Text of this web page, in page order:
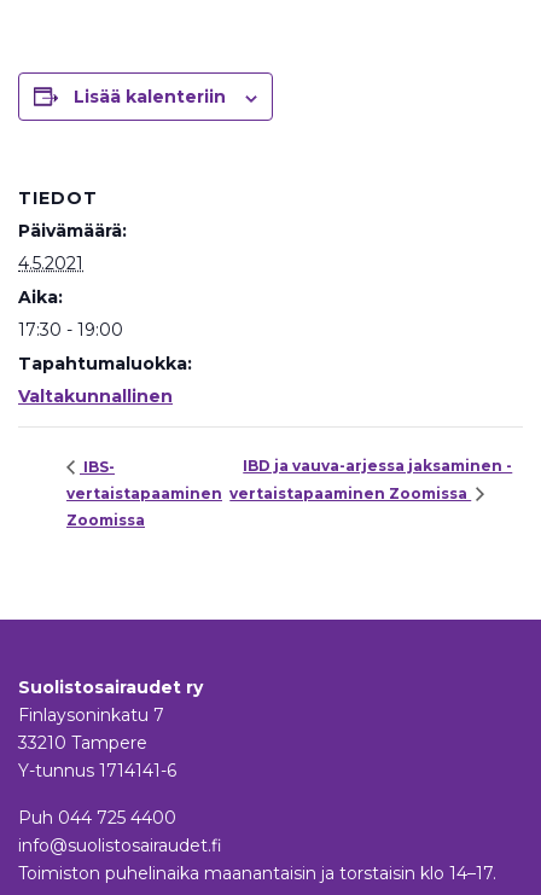
Lisää kalenteriin
TIEDOT
Päivämäärä:
4.5.2021
Aika:
17:30 - 19:00
Tapahtumaluokka:
Valtakunnallinen
IBS-
vertaistapaaminen
Zoomissa
IBD ja vauva-arjessa jaksaminen -
vertaistapaaminen Zoomissa
Suolistosairaudet ry
Finlaysoninkatu 7
33210 Tampere
Y-tunnus 1714141-6
Puh 044 725 4400
info@suolistosairaudet.fi
Toimiston puhelinaika maanantaisin ja torstaisin klo 14–17.